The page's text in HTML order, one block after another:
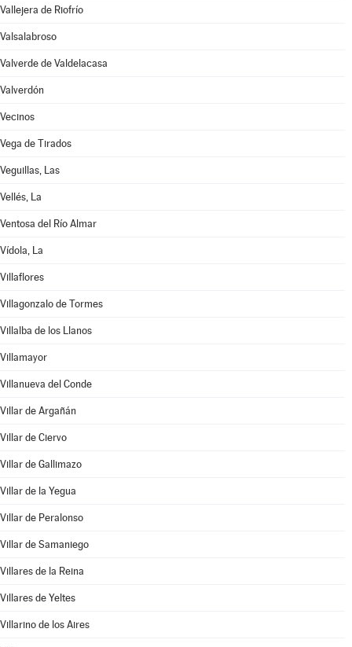
Vallejera de Riofrío
Valsalabroso
Valverde de Valdelacasa
Valverdón
Vecinos
Vega de Tirados
Veguillas, Las
Vellés, La
Ventosa del Río Almar
Vídola, La
Villaflores
Villagonzalo de Tormes
Villalba de los Llanos
Villamayor
Villanueva del Conde
Villar de Argañán
Villar de Ciervo
Villar de Gallimazo
Villar de la Yegua
Villar de Peralonso
Villar de Samaniego
Villares de la Reina
Villares de Yeltes
Villarino de los Aires